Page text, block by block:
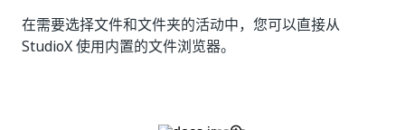
在需要选择文件和文件夹的活动中，您可以直接从
StudioX 使用内置的文件浏览器。